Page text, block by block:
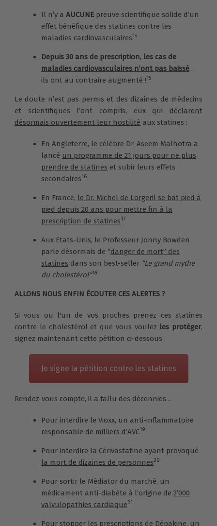
Il n’y a AUCUNE preuve scientifique solide d’un
effet bénéfique des statines contre les
maladies cardiovasculaires14
Depuis 30 ans de prescription, les cas de
maladies cardiovasculaires n’ont pas baissé…
ils ont au contraire augmenté !15
Le doute n’est pas permis et des dizaines de médecins
et scientifiques l’ont compris, eux qui déclarent
désormais ouvertement leur hostilité aux statines :
En Angleterre, le célèbre Dr. Aseem Malhotra a
lancé un programme de 21 jours pour ne plus
prendre de statines et subir leurs effets
secondaires16
En France, le Dr. Michel de Lorgeril se bat pied à
pied depuis 20 ans pour mettre fin à la
prescription de statines17
Aux Etats-Unis, le Professeur Jonny Bowden
parle désormais de “danger de mort” des
statines dans son best-seller “Le grand mythe
du cholestérol“18
ALLONS NOUS ENFIN ÉCOUTER CES ALERTES ?
Si vous ou l'un de vos proches prenez ces statines
contre le cholestérol et que vous voulez les protéger,
signez maintenant cette pétition ci-dessous :
Je signe la pétition contre les statines
Rendez-vous compte, il a fallu des décennies…
Pour interdire le Vioxx, un anti-inflammatoire
responsable de milliers d’AVC19
Pour interdire la Cérivastatine ayant provoqué
la mort de dizaines de personnes20
Pour sortir le Médiator du marché, un
médicament anti-diabète à l’origine de 2’000
valvulopathies cardiaque21
Pour stopper les prescriptions de Dépakine, un